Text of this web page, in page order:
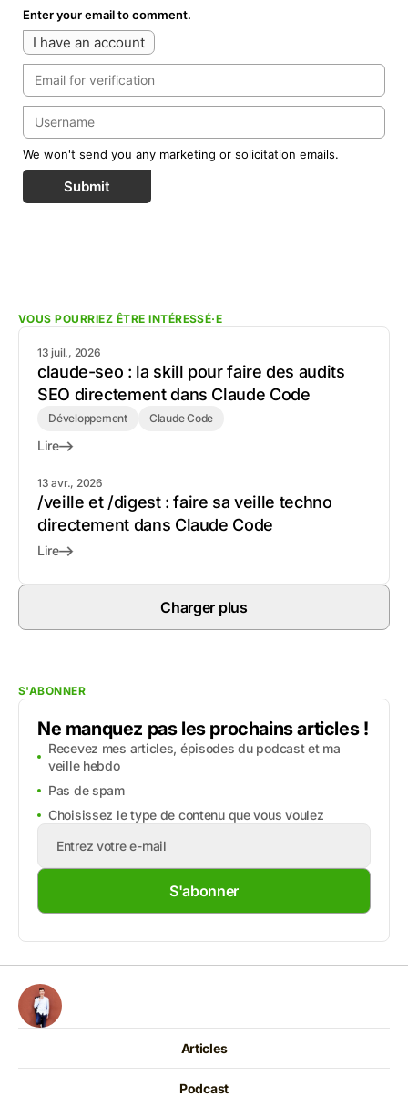
Enter your email to comment.
I have an account
We won't send you any marketing or solicitation emails.
Submit
VOUS POURRIEZ ÊTRE INTÉRESSÉ·E
13 juil., 2026
claude-seo : la skill pour faire des audits
SEO directement dans Claude Code
Développement Claude Code
Lire
13 avr., 2026
/veille et /digest : faire sa veille techno
directement dans Claude Code
Lire
Charger plus
S'ABONNER
Ne manquez pas les prochains articles !
Recevez mes articles, épisodes du podcast et ma
veille hebdo
Pas de spam
Choisissez le type de contenu que vous voulez
S'abonner
Articles
Podcast